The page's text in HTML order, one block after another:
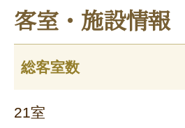
客室・施設情報
総客室数
21室